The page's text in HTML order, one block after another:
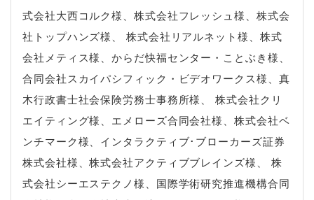
式会社大西コルク様、株式会社フレッシュ様、株式会
社トップハンズ様、 株式会社リアルネット様、株式
会社メティス様、からだ快福センター・ことぶき様、
合同会社スカイパシフィック・ビデオワークス様、真
木行政書士社会保険労務士事務所様、 株式会社クリ
エイティング様、エメローズ合同会社様、株式会社ベ
ンチマーク様、インタラクティブ･ブローカーズ証券
株式会社様、株式会社アクティブブレインズ様、 株
式会社シーエステクノ様、国際学術研究推進機構合同